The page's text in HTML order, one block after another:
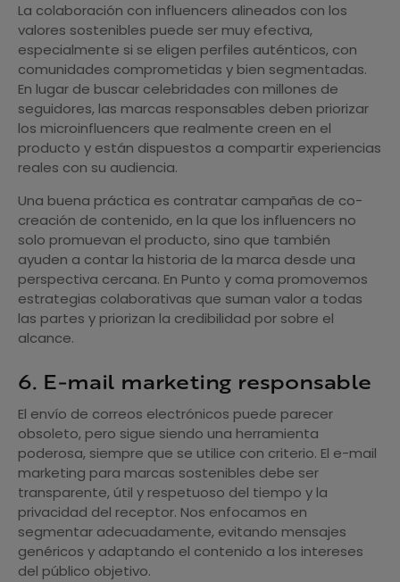
La colaboración con influencers alineados con los
valores sostenibles puede ser muy efectiva,
especialmente si se eligen perfiles auténticos, con
comunidades comprometidas y bien segmentadas.
En lugar de buscar celebridades con millones de
seguidores, las marcas responsables deben priorizar
los microinfluencers que realmente creen en el
producto y están dispuestos a compartir experiencias
reales con su audiencia.
Una buena práctica es contratar campañas de co-
creación de contenido, en la que los influencers no
solo promuevan el producto, sino que también
ayuden a contar la historia de la marca desde una
perspectiva cercana. En Punto y coma promovemos
estrategias colaborativas que suman valor a todas
las partes y priorizan la credibilidad por sobre el
alcance.
6. E-mail marketing responsable
El envío de correos electrónicos puede parecer
obsoleto, pero sigue siendo una herramienta
poderosa, siempre que se utilice con criterio. El e-mail
marketing para marcas sostenibles debe ser
transparente, útil y respetuoso del tiempo y la
privacidad del receptor. Nos enfocamos en
segmentar adecuadamente, evitando mensajes
genéricos y adaptando el contenido a los intereses
del público objetivo.